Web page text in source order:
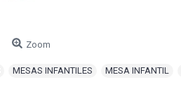
Zoom
MESAS INFANTILES MESA INFANTIL